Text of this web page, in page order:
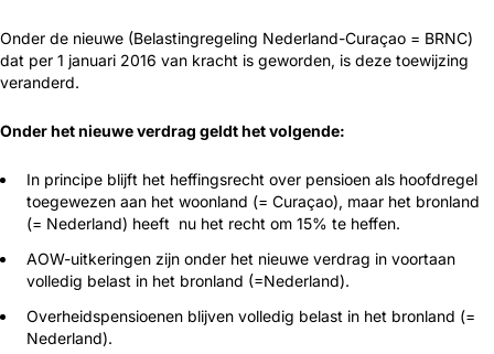
Onder de nieuwe (Belastingregeling Nederland-Curaçao = BRNC)
dat per 1 januari 2016 van kracht is geworden, is deze toewijzing
veranderd.
Onder het nieuwe verdrag geldt het volgende:
In principe blijft het heffingsrecht over pensioen als hoofdregel
toegewezen aan het woonland (= Curaçao), maar het bronland
(= Nederland) heeft nu het recht om 15% te heffen.
AOW-uitkeringen zijn onder het nieuwe verdrag in voortaan
volledig belast in het bronland (=Nederland).
Overheidspensioenen blijven volledig belast in het bronland (=
Nederland).